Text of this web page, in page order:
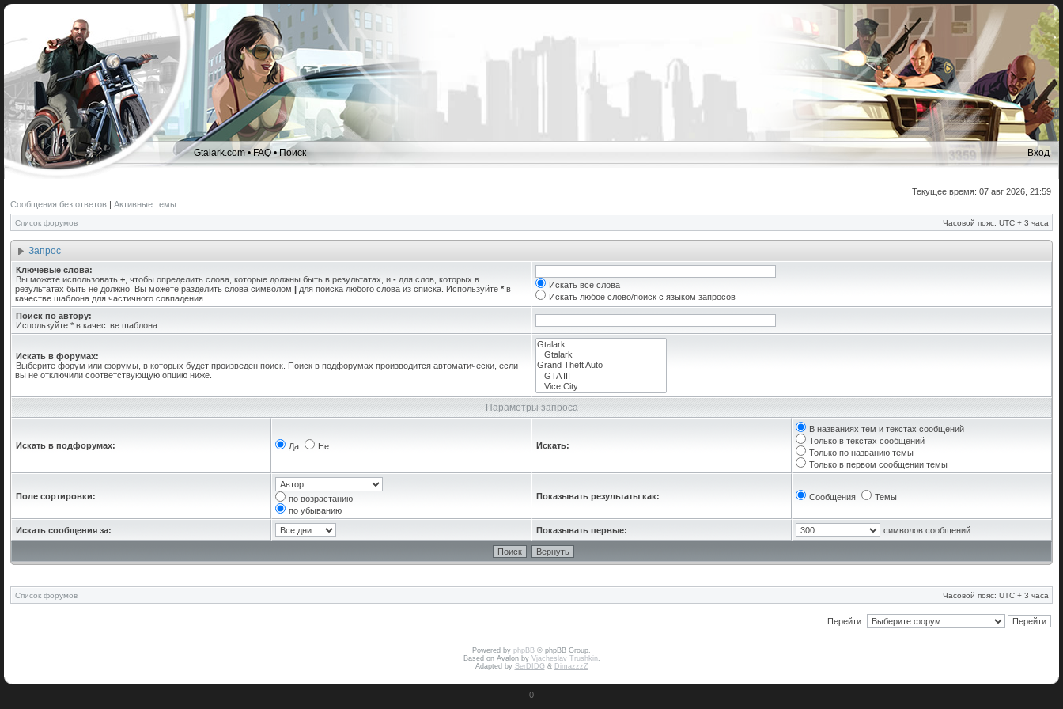
Gtalark.com •FAQ•Поиск Вход
Текущее время: 07 авг 2026, 21:59
Сообщения без ответов | Активные темы
Список форумов Часовой пояс: UTC + 3 часа
Запрос
Ключевые слова:
Вы можете использовать + , чтобы определить слова, которые должны быть в результатах, и - для слов, которых в
результатах быть не должно. Вы можете разделить слова символом | для поиска любого слова из списка. Используйте *в
качестве шаблона для частичного совпадения.
Искать все слова
Искать любое слово/поиск с языком запросов
Поиск по автору:
Используйте * в качестве шаблона.
Искать в форумах:
Выберите форум или форумы, в которых будет произведен поиск. Поиск в подфорумах производится автоматически, если
вы не отключили соответствующую опцию ниже.
Параметры запроса
Искать в подфорумах: Да Нет Искать:
В названиях тем и текстах сообщений
Только в текстах сообщений
Только по названию темы
Только в первом сообщении темы
Поле сортировки:
по возрастанию
по убыванию
Показывать результаты как: Сообщения Темы
Искать сообщения за: Показывать первые: символов сообщений
Список форумов Часовой пояс: UTC + 3 часа
Перейти:
Powered by phpBB © phpBB Group.
Based on Avalon by Vjacheslav Trushkin.
Adapted by SerDIDG& DimazzzZ
0